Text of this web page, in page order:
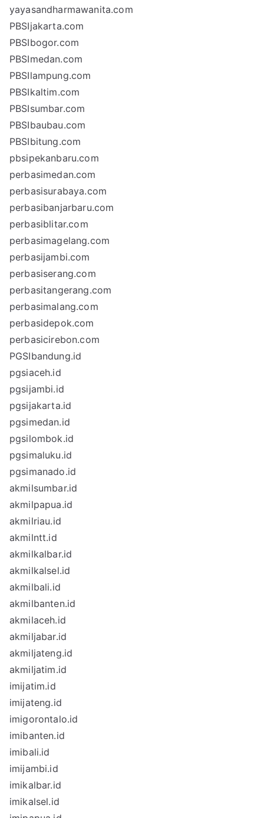
yayasandharmawanita.com
PBSIjakarta.com
PBSIbogor.com
PBSImedan.com
PBSIlampung.com
PBSIkaltim.com
PBSIsumbar.com
PBSIbaubau.com
PBSIbitung.com
pbsipekanbaru.com
perbasimedan.com
perbasisurabaya.com
perbasibanjarbaru.com
perbasiblitar.com
perbasimagelang.com
perbasijambi.com
perbasiserang.com
perbasitangerang.com
perbasimalang.com
perbasidepok.com
perbasicirebon.com
PGSIbandung.id
pgsiaceh.id
pgsijambi.id
pgsijakarta.id
pgsimedan.id
pgsilombok.id
pgsimaluku.id
pgsimanado.id
akmilsumbar.id
akmilpapua.id
akmilriau.id
akmilntt.id
akmilkalbar.id
akmilkalsel.id
akmilbali.id
akmilbanten.id
akmilaceh.id
akmiljabar.id
akmiljateng.id
akmiljatim.id
imijatim.id
imijateng.id
imigorontalo.id
imibanten.id
imibali.id
imijambi.id
imikalbar.id
imikalsel.id